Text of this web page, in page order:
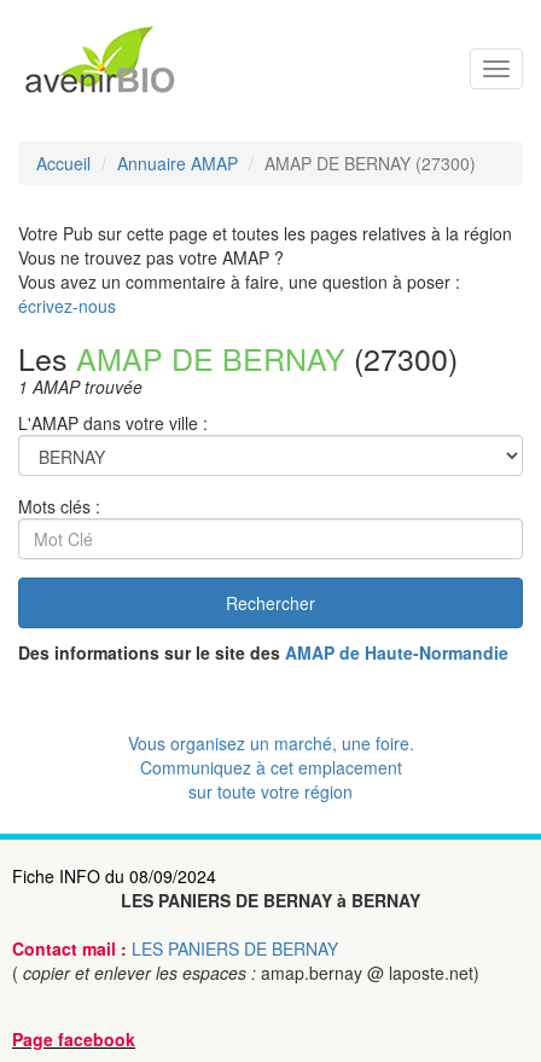
Accueil Annuaire AMAP AMAP DE BERNAY (27300)
Votre Pub sur cette page et toutes les pages relatives à la région
Vous ne trouvez pas votre AMAP ?
Vous avez un commentaire à faire, une question à poser :
écrivez-nous
Les AMAP DE BERNAY (27300)
1 AMAP trouvée
L'AMAP dans votre ville :
Mots clés :
Rechercher
Des informations sur le site des AMAP de Haute-Normandie
Vous organisez un marché, une foire.
Communiquez à cet emplacement
sur toute votre région
Fiche INFO du 08/09/2024
LES PANIERS DE BERNAY à BERNAY
Contact mail : LES PANIERS DE BERNAY
( copier et enlever les espaces : amap.bernay @ laposte.net)
Page facebook